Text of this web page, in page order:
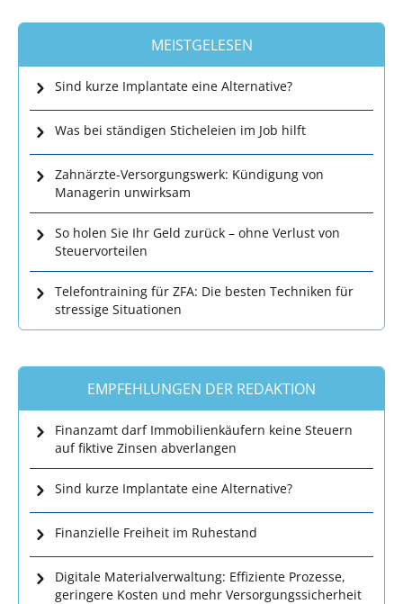
MEISTGELESEN
Sind kurze Implantate eine Alternative?
Was bei ständigen Sticheleien im Job hilft
Zahnärzte-Versorgungswerk: Kündigung von
Managerin unwirksam
So holen Sie Ihr Geld zurück – ohne Verlust von
Steuervorteilen
Telefontraining für ZFA: Die besten Techniken für
stressige Situationen
EMPFEHLUNGEN DER REDAKTION
Finanzamt darf Immobilienkäufern keine Steuern
auf fiktive Zinsen abverlangen
Sind kurze Implantate eine Alternative?
Finanzielle Freiheit im Ruhestand
Digitale Materialverwaltung: Effiziente Prozesse,
geringere Kosten und mehr Versorgungssicherheit